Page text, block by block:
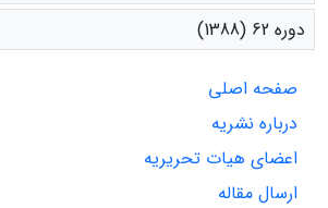
دوره 62 (1388)
صفحه اصلی
درباره نشریه
اعضای هیات تحریریه
ارسال مقاله